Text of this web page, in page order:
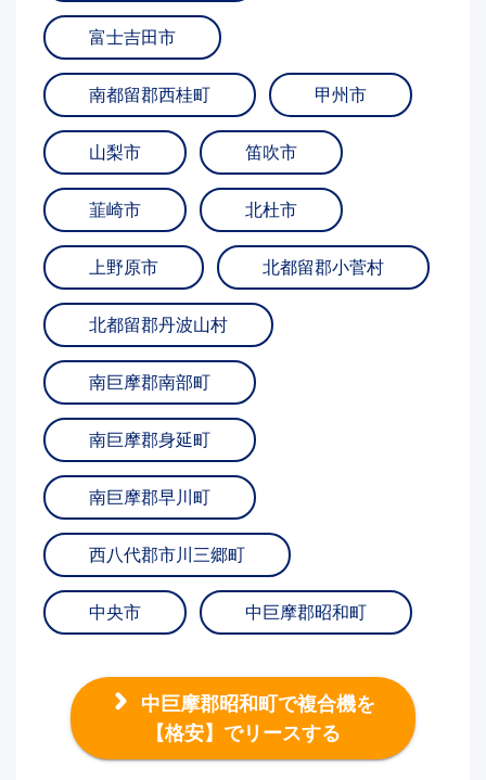
富士吉田市
南都留郡西桂町 甲州市
山梨市 笛吹市
韮崎市 北杜市
上野原市 北都留郡小菅村
北都留郡丹波山村
南巨摩郡南部町
南巨摩郡身延町
南巨摩郡早川町
西八代郡市川三郷町
中央市 中巨摩郡昭和町
中巨摩郡昭和町で複合機を
【格安】でリースする